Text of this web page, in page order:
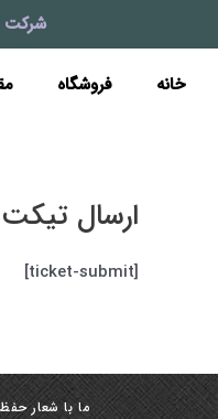
شرکت
خانه فروشگاه
ارسال تیکت
[ticket-submit]
ما با شعار